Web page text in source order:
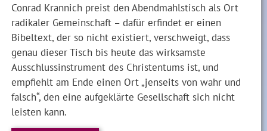
Conrad Krannich preist den Abendmahlstisch als Ort
radikaler Gemeinschaft – dafür erfindet er einen
Bibeltext, der so nicht existiert, verschweigt, dass
genau dieser Tisch bis heute das wirksamste
Ausschlussinstrument des Christentums ist, und
empfiehlt am Ende einen Ort „jenseits von wahr und
falsch“, den eine aufgeklärte Gesellschaft sich nicht
leisten kann.